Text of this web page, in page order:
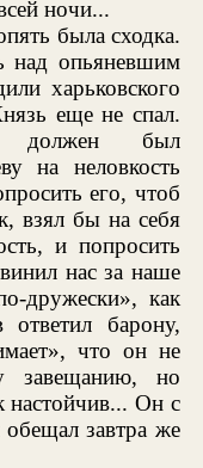
ночи...
была сходка.
над опьяневшим
харьковского
еще не спал.
должен был
на неловкость
его, чтоб
взял бы на себя
и попросить
нас за наше
дружески», как
ответил барону,
что он не
завещанию, но
Он с
завтра же